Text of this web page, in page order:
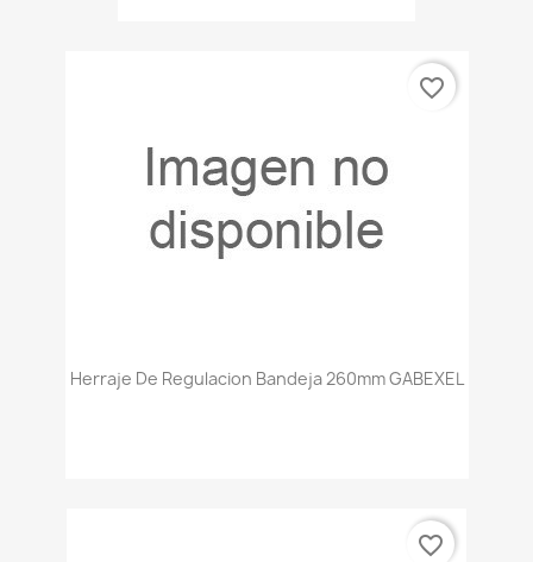
Herraje De Regulacion Bandeja 260mm GABEXEL
favorite_border
favorite_border